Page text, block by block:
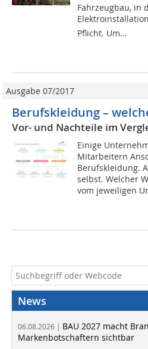
Fahrzeugbau, in
Pflicht. Um...
Ausgabe 07/2017
Berufskleidung –
Vor- und Nachteile im
Einige
Mitarbeitern
Berufskleidung.
selbst. Welcher
vom jeweiligen
News
06.08.2026 | BAU 2027 macht
Markenbotschaftern sichtbar